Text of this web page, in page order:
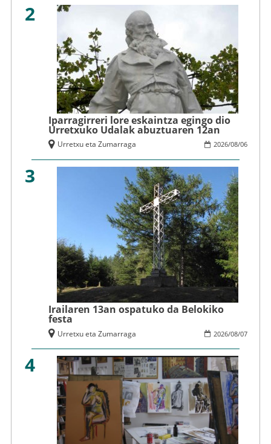
2
Iparragirreri lore eskaintza egingo dio
Urretxuko Udalak abuztuaren 12an
2026/08/06
Urretxu eta Zumarraga
3
Irailaren 13an ospatuko da Belokiko
festa
2026/08/07
Urretxu eta Zumarraga
4